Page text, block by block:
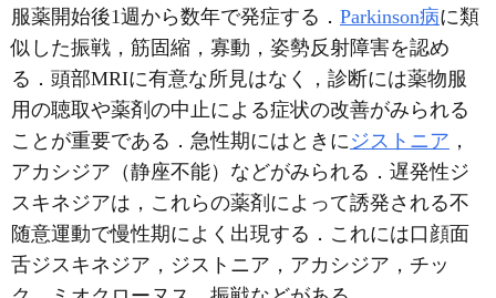
服薬開始後1週から数年で発症する． Parkinson病に類
似した振戦，筋固縮，寡動，姿勢反射障害を認め
る．頭部MRIに有意な所見はなく，診断には薬物服
用の聴取や薬剤の中止による症状の改善がみられる
ことが重要である．急性期にはときにジストニア ，
アカシジア（静座不能）などがみられる．遅発性ジ
スキネジアは，これらの薬剤によって誘発される不
随意運動で慢性期によく出現する．これには口顔面
舌ジスキネジア，ジストニア，アカシジア，チッ